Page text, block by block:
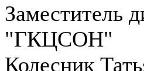
Заместитель
"ГКЦСОН"
Колесник